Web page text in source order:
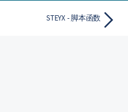
STEYX - 脚本函数